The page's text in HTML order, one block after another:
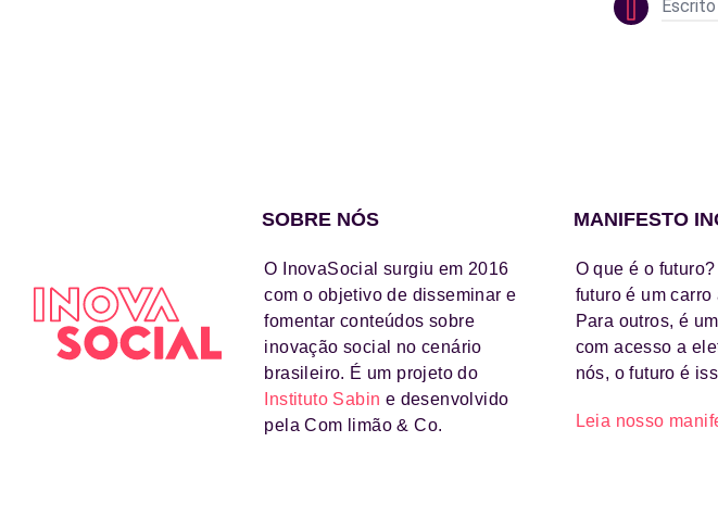
SOBRE NÓS
O InovaSocial surgiu em 2016
com o objetivo de disseminar e
fomentar conteúdos sobre
inovação social no cenário
brasileiro. É um projeto do
Instituto Sabin e desenvolvido
pela Com limão & Co.
MANIFESTO
O que é o
futuro é um carro
Para outros, é
com acesso a
nós, o futuro é
Leia nosso